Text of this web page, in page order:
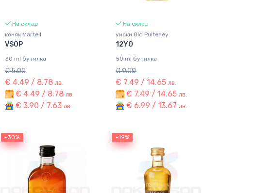
На склад
коняк Martell
VSOP
30 ml бутилка
€ 5.00
€ 4.49 / 8.78 лв.
€ 4.49 / 8.78 лв.
€ 3.90 / 7.63 лв.
На склад
уиски Old Pulteney
12YO
50 ml бутилка
€ 9.00
€ 7.49 / 14.65 лв.
€ 7.49 / 14.65 лв.
€ 6.99 / 13.67 лв.
-30%
-30% -19%
-19%